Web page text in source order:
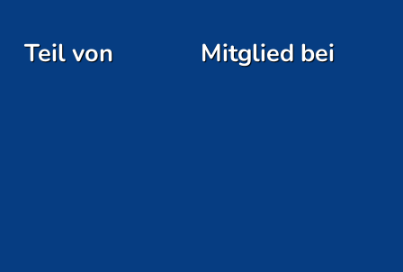
Teil von Mitglied bei